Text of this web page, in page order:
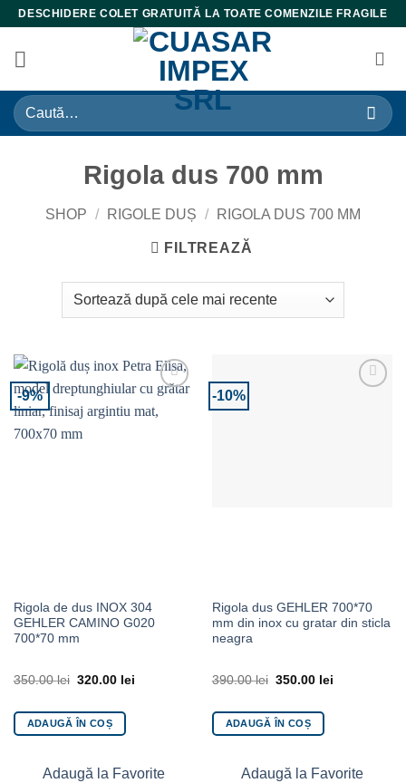
Skip
content
DESCHIDERE COLET GRATUITĂ LA TOATE COMENZILE FRAGILE
Caută
după:
Rigola dus 700 mm
SHOP / RIGOLE DUȘ / RIGOLA DUS 700 MM
FILTREAZĂ
-9% Adaugă la Favorite
Rigola de dus INOX 304
GEHLER CAMINO G020
700*70 mm
350.00lei 320.00 lei
ADAUGĂ ÎN COȘ
Adaugă la Favorite
-10%
Rigola dus GEHLER 700*70
mm din inox cu gratar din sticla
neagra
390.00lei 350.00 lei
ADAUGĂ ÎN COȘ
Adaugă la Favorite